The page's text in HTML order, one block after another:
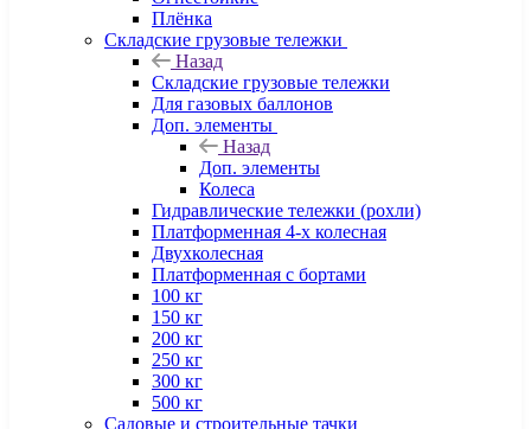
Плёнка
Складские грузовые тележки
Назад
Складские грузовые тележки
Для газовых баллонов
Доп. элементы
Назад
Доп. элементы
Колеса
Гидравлические тележки (рохли)
Платформенная 4-х колесная
Двухколесная
Платформенная с бортами
100 кг
150 кг
200 кг
250 кг
300 кг
500 кг
Садовые и строительные тачки